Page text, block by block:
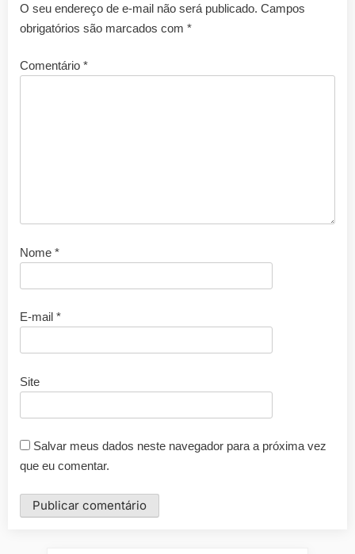
O seu endereço de e-mail não será publicado. Campos
obrigatórios são marcados com *
Comentário *
Nome *
E-mail *
Site
Salvar meus dados neste navegador para a próxima vez
que eu comentar.